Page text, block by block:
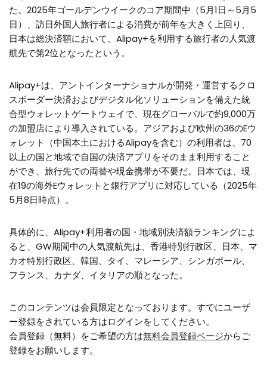
た。2025年ゴールデンウイークのコア期間中（5月1日～5月5
日）、訪日外国人旅行者による消費が前年を大きく上回り、
日本は総決済額において、Alipay+を利用する旅行者の人気渡
航先で第2位となったという。
Alipay+は、アントインターナショナルが開発・運営するクロ
スボーダー決済およびデジタル化ソリューションを備えた統
合型ウォレットゲートウェイで、現在グローバルで約9,000万
の加盟店により導入されている。アジアおよび欧州の36のEウ
ォレット（中国本土におけるAlipayを含む）の利用者は、70
以上の国と地域で自国の決済アプリをそのまま利用すること
ができ、旅行先での両替や現金携帯が不要だ。日本では、現
在19の海外Eウォレットと銀行アプリに対応している（2025年
5月8日時点）。
具体的に、Alipay+利用者の国・地域別決済額ランキングによ
ると、GW期間中の人気渡航先は、香港特別行政区、日本、マ
カオ特別行政区、韓国、タイ、マレーシア、シンガポール、
フランス、カナダ、イタリアの順となった。
このコンテンツは会員限定となっております。すでにユーザ
ー登録をされている方はログインをしてください。
会員登録（無料）をご希望の方は無料会員登録ページからご
登録をお願いします。